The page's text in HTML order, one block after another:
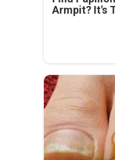
Armpit? It's